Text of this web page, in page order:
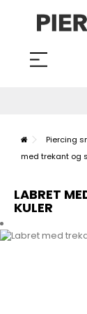
Piercing
med trekant og
LABRET
KULER